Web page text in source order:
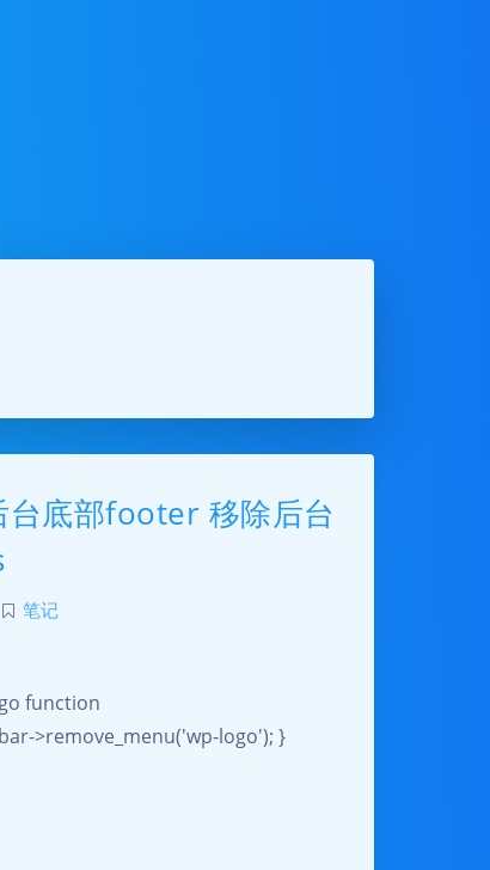
底部footer 移除后台
笔记
function
>remove_menu('wp-logo'); }